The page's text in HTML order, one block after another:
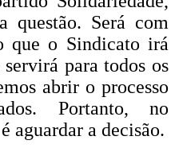
questão. Será com
que o Sindicato irá
para todos os
abrir o processo
Portanto, no
aguardar a decisão.